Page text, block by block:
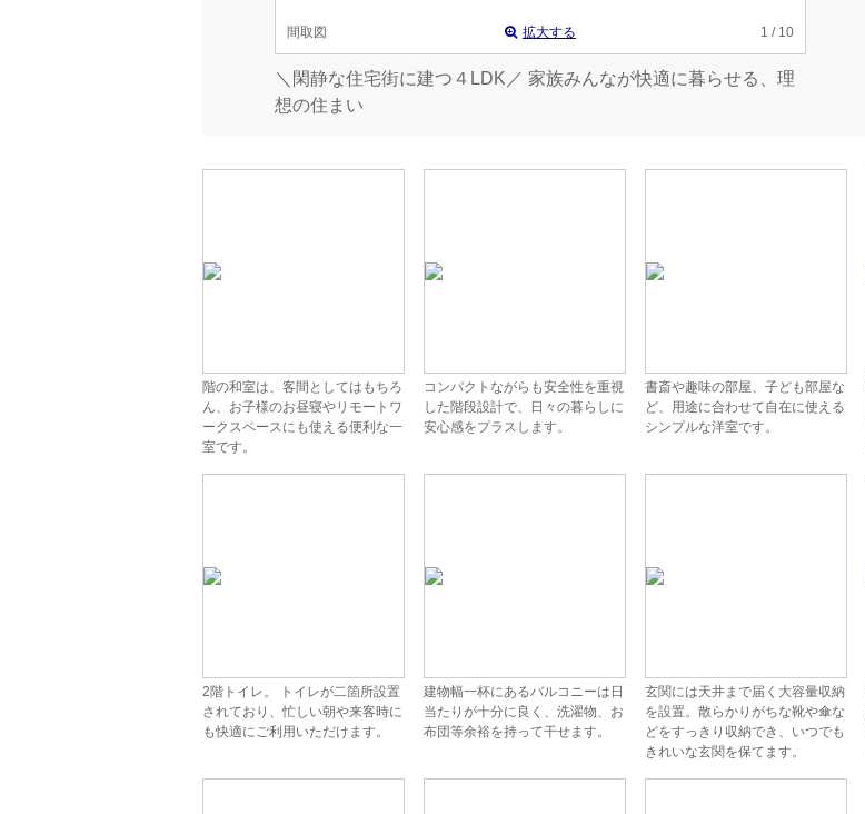
間取図 拡大する 1 / 10
＼閑静な住宅街に建つ４LDK／ 家族みんなが快適に暮らせる、理
想の住まい
階の和室は、客間としてはもちろ
ん、お子様のお昼寝やリモートワ
ークスペースにも使える便利な一
室です。
コンパクトながらも安全性を重視
した階段設計で、日々の暮らしに
安心感をプラスします。
書斎や趣味の部屋、子ども部屋な
ど、用途に合わせて自在に使える
シンプルな洋室です。
2階トイレ。 トイレが二箇所設置
されており、忙しい朝や来客時に
も快適にご利用いただけます。
建物幅一杯にあるバルコニーは日
当たりが十分に良く、洗濯物、お
布団等余裕を持って干せます。
玄関には天井まで届く大容量収納
を設置。散らかりがちな靴や傘な
どをすっきり収納でき、いつでも
きれいな玄関を保てます。